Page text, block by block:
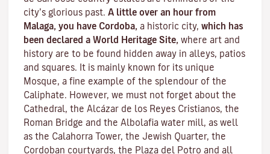
city’s glorious past. A little over an hour from
Malaga, you have Cordoba, a historic city, which has
been declared a World Heritage Site, where art and
history are to be found hidden away in alleys, patios
and squares. It is mainly known for its unique
Mosque, a fine example of the splendour of the
Caliphate. However, we must not forget about the
Cathedral, the Alcázar de los Reyes Cristianos, the
Roman Bridge and the Albolafia water mill, as well
as the Calahorra Tower, the Jewish Quarter, the
Cordoban courtyards, the Plaza del Potro and all